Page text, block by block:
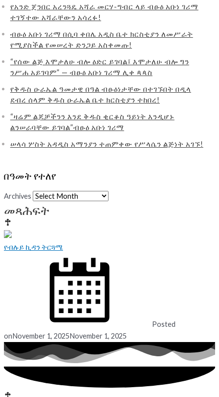
የአንድ ጀንበር አረንጓዴ አሻራ መርሃ-ግብር ላይ ብፁዕ አቡነ ገሪማ
ተገኝተው አሻራቸውን አሳረፉ!
ብፁዕ አቡነ ገሪማ በሲባ ቀበሌ አዲስ ቤተ ክርስቲያን ለመሥራት
የሚያስችል የመሠረት ድንጋይ አስቀመጡ!
“የሰው ልጅ እሞታለሁ ብሎ ዕድር ይገባል፤ እሞታለሁ ብሎ ግን
ንሥሐ አይገባም” — ብፁዕ አቡነ ገሪማ ሊቀ ጳጳስ
የቅዱስ ዑራኤል ዓመታዊ በዓል ብፁዕነታቸው በተገኙበት በዲላ
ደብረ ሰላም ቅዱስ ዑራኤል ቤተ ክርስቲያን ተከበረ!
“ዛሬም ልጆቻችንን እንደ ቅዱስ ቂርቆስ ዓይነት እንዲሆኑ
ልንሠራባቸው ይገባል”ብፁዕ አቡነ ገሪማ
ሠላሳ ሦስት አዳዲስ አማንያን ተጠምቀው የሥላሴን ልጅነት አገኙ!
በዓመት የተለየ
Archives
መጻሕፍት
የብሉይ ኪዳን ትርጓሜ
Posted
onNovember 1, 2025November 1, 2025